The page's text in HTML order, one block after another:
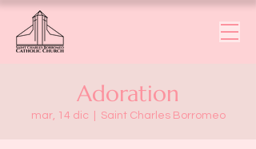
Adoration
mar, 14 dic Saint Charles Borromeo